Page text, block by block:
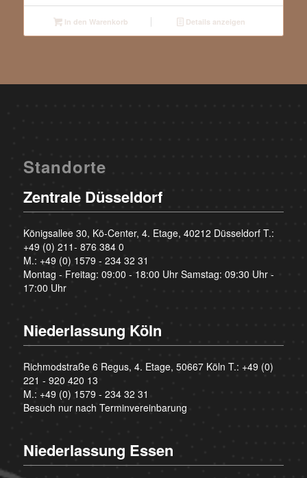
In den Warenkorb Details anzeigen
Standorte
Zentrale Düsseldorf
Königsallee 30, Kö-Center, 4. Etage, 40212 Düsseldorf T.:
+49 (0) 211- 876 384 0
M.: +49 (0) 1579 - 234 32 31
Montag - Freitag: 09:00 - 18:00 Uhr Samstag: 09:30 Uhr -
17:00 Uhr
Niederlassung Köln
Richmodstraße 6 Regus, 4. Etage, 50667 Köln T.: +49 (0)
221 - 920 420 13
M.: +49 (0) 1579 - 234 32 31
Besuch nur nach Terminvereinbarung
Niederlassung Essen